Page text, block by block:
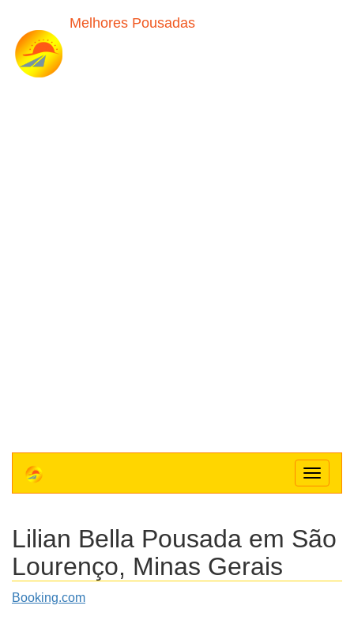
Melhores Pousadas
Toggle
Lilian Bella Pousada em São
Lourenço, Minas Gerais
Booking.com